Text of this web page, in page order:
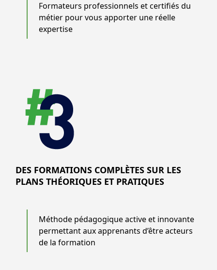
Formateurs professionnels et certifiés du
métier pour vous apporter une réelle
expertise
DES FORMATIONS COMPLÈTES SUR LES
PLANS THÉORIQUES ET PRATIQUES
Méthode pédagogique active et innovante
permettant aux apprenants d’être acteurs
de la formation